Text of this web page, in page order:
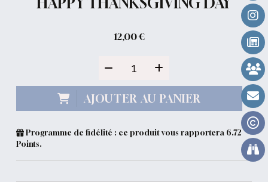
12,00€
AJOUTER AU PANIER
Programme de fidélité : ce produit vous rapportera 6.72
Points.